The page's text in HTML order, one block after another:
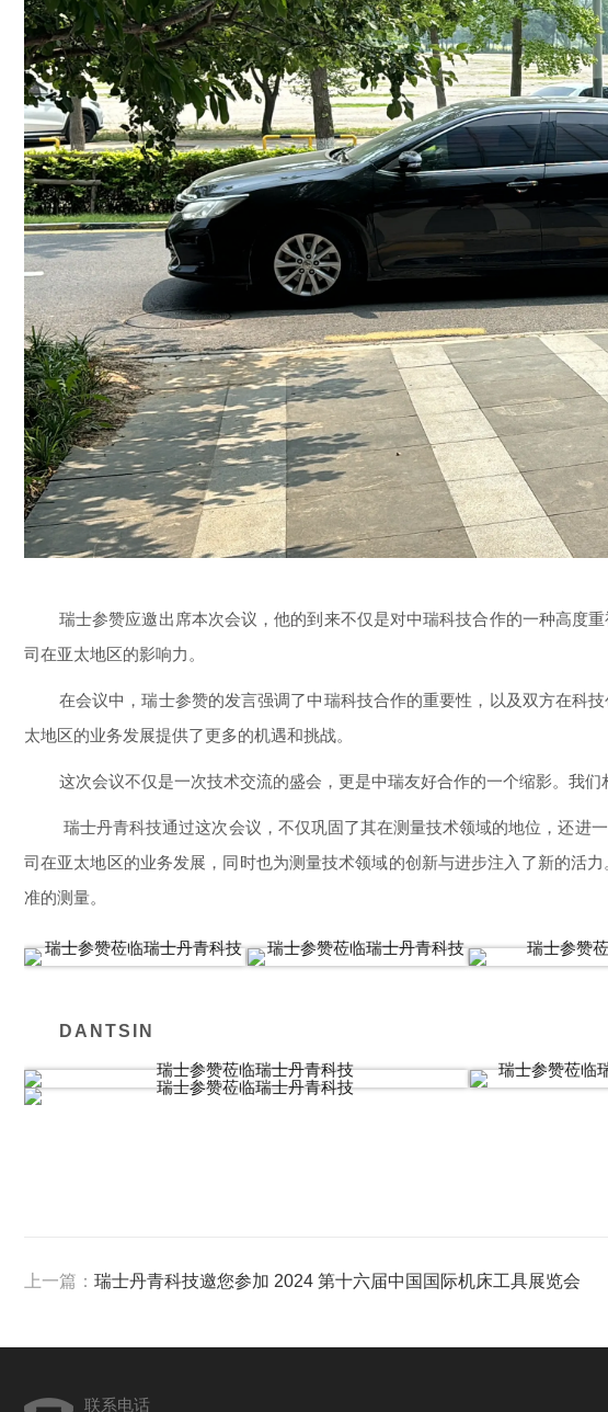
瑞士参赞应邀出席本次会议，他的到来不仅是对中瑞科技合作的一种高度
司在亚太地区的影响力。
在会议中，瑞士参赞的发言强调了中瑞科技合作的重要性，以及双方在科
太地区的业务发展提供了更多的机遇和挑战。
这次会议不仅是一次技术交流的盛会，更是中瑞友好合作的一个缩影。我
瑞士丹青科技通过这次会议，不仅巩固了其在测量技术领域的地位，还进
司在亚太地区的业务发展，同时也为测量技术领域的创新与进步注入了新的活
准的测量。
DANTSIN
上一篇： 瑞士丹青科技邀您参加 2024 第十六届中国国际机床工具展览会
联系电话